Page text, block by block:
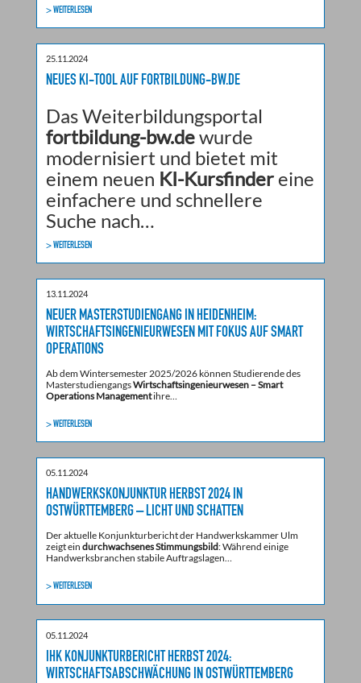
> WEITERLESEN
25.11.2024
NEUES KI-TOOL AUF FORTBILDUNG-BW.DE
Das Weiterbildungsportal
fortbildung-bw.dewurde
modernisiert und bietet mit
einem neuen KI-Kursfindereine
einfachere und schnellere
Suche nach…
> WEITERLESEN
13.11.2024
NEUER MASTERSTUDIENGANG IN HEIDENHEIM:
WIRTSCHAFTSINGENIEURWESEN MIT FOKUS AUF SMART
OPERATIONS
Ab dem Wintersemester 2025/2026 können Studierende des
MasterstudiengangsWirtschaftsingenieurwesen – Smart
Operations Managementihre…
> WEITERLESEN
05.11.2024
HANDWERKSKONJUNKTUR HERBST 2024 IN
OSTWÜRTTEMBERG – LICHT UND SCHATTEN
Der aktuelle Konjunkturbericht der Handwerkskammer Ulm
zeigt eindurchwachsenes Stimmungsbild: Während einige
Handwerksbranchen stabile Auftragslagen…
> WEITERLESEN
05.11.2024
IHK KONJUNKTURBERICHT HERBST 2024:
WIRTSCHAFTSABSCHWÄCHUNG IN OSTWÜRTTEMBERG